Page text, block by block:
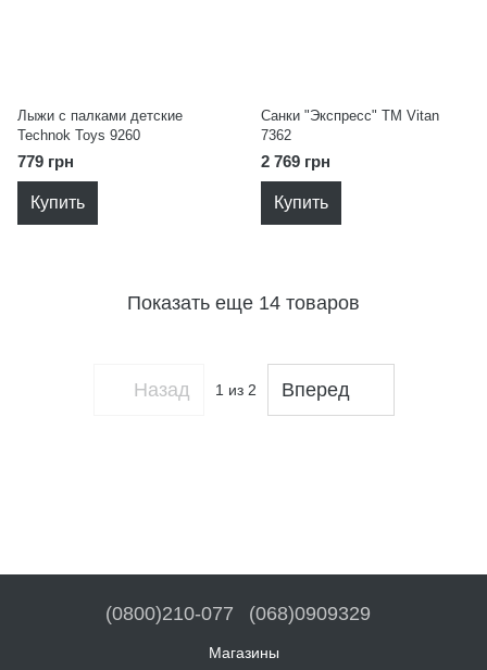
Лыжи с палками детские
Technok Toys 9260
779 грн
Купить
Санки "Экспресс" ТМ Vitan
7362
2 769 грн
Купить
Показать еще 14 товаров
Назад 1 из 2 Вперед
(0800)210-077 (068)0909329
Магазины